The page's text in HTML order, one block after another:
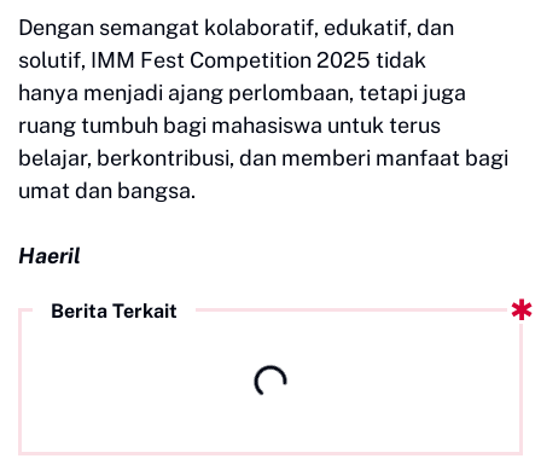
Dengan semangat kolaboratif, edukatif, dan
solutif, IMM Fest Competition 2025 tidak
hanya menjadi ajang perlombaan, tetapi juga
ruang tumbuh bagi mahasiswa untuk terus
belajar, berkontribusi, dan memberi manfaat bagi
umat dan bangsa.
Haeril
Berita Terkait